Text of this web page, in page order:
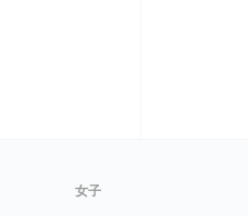
女子